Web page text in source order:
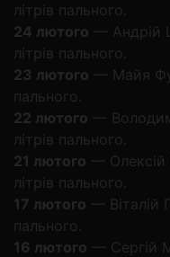
літрів пального.
24 лютого — Андрій
літрів пального.
23 лютого — Майя
пального.
22 лютого —
літрів пального.
21 лютого —
літрів пального.
17 лютого — Віталій
пального.
16 лютого — Сергій